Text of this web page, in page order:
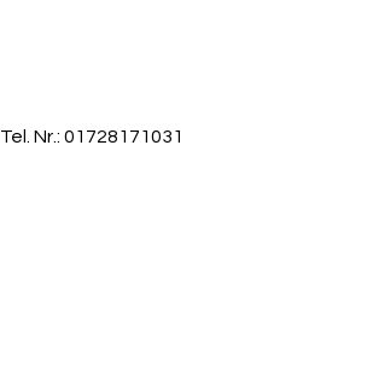
Nr.: 01728171031